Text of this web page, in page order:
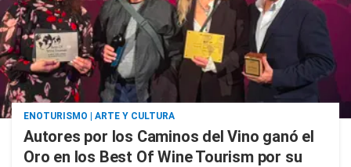
ENOTURISMO | ARTE Y CULTURA
Autores por los Caminos del Vino ganó el
Oro en los Best Of Wine Tourism por su